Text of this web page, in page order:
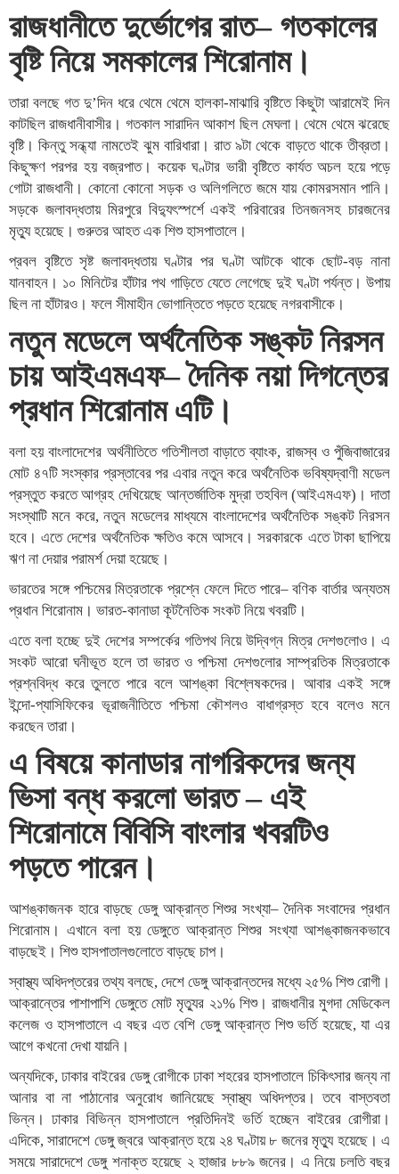
রাজধানীতে দুর্ভোগের রাত– গতকালের
বৃষ্টি নিয়ে সমকালের শিরোনাম।
তারা বলছে গত দু’দিন ধরে থেমে থেমে হালকা-মাঝারি বৃষ্টিতে কিছুটা আরামেই দিন
কাটছিল রাজধানীবাসীর। গতকাল সারাদিন আকাশ ছিল মেঘলা। থেমে থেমে ঝরেছে
বৃষ্টি। কিন্তু সন্ধ্যা নামতেই ঝুম বারিধারা। রাত ৯টা থেকে বাড়তে থাকে তীব্রতা।
কিছুক্ষণ পরপর হয় বজ্রপাত। কয়েক ঘণ্টার ভারী বৃষ্টিতে কার্যত অচল হয়ে পড়ে
গোটা রাজধানী। কোনো কোনো সড়ক ও অলিগলিতে জমে যায় কোমরসমান পানি।
সড়কে জলাবদ্ধতায় মিরপুরে বিদ্যুৎস্পর্শে একই পরিবারের তিনজনসহ চারজনের
মৃত্যু হয়েছে। গুরুতর আহত এক শিশু হাসপাতালে।
প্রবল বৃষ্টিতে সৃষ্ট জলাবদ্ধতায় ঘণ্টার পর ঘণ্টা আটকে থাকে ছোট-বড় নানা
যানবাহন। ১০ মিনিটের হাঁটার পথ গাড়িতে যেতে লেগেছে দুই ঘণ্টা পর্যন্ত। উপায়
ছিল না হাঁটারও। ফলে সীমাহীন ভোগান্তিতে পড়তে হয়েছে নগরবাসীকে।
নতুন মডেলে অর্থনৈতিক সঙ্কট নিরসন
চায় আইএমএফ– দৈনিক নয়া দিগন্তের
প্রধান শিরোনাম এটি।
বলা হয় বাংলাদেশের অর্থনীতিতে গতিশীলতা বাড়াতে ব্যাংক, রাজস্ব ও পুঁজিবাজারের
মোট ৪৭টি সংস্কার প্রস্তাবের পর এবার নতুন করে অর্থনৈতিক ভবিষ্যদ্বাণী মডেল
প্রস্তুত করতে আগ্রহ দেখিয়েছে আন্তর্জাতিক মুদ্রা তহবিল (আইএমএফ)। দাতা
সংস্থাটি মনে করে, নতুন মডেলের মাধ্যমে বাংলাদেশের অর্থনৈতিক সঙ্কট নিরসন
হবে। এতে দেশের অর্থনৈতিক ক্ষতিও কমে আসবে। সরকারকে এতে টাকা ছাপিয়ে
ঋণ না দেয়ার পরামর্শ দেয়া হয়েছে।
ভারতের সঙ্গে পশ্চিমের মিত্রতাকে প্রশ্নে ফেলে দিতে পারে– বণিক বার্তার অন্যতম
প্রধান শিরোনাম। ভারত-কানাডা কূটনৈতিক সংকট নিয়ে খবরটি।
এতে বলা হচ্ছে দুই দেশের সম্পর্কের গতিপথ নিয়ে উদ্বিগ্ন মিত্র দেশগুলোও। এ
সংকট আরো ঘনীভূত হলে তা ভারত ও পশ্চিমা দেশগুলোর সাম্প্রতিক মিত্রতাকে
প্রশ্নবিদ্ধ করে তুলতে পারে বলে আশঙ্কা বিশ্লেষকদের। আবার একই সঙ্গে
ইন্দো-প্যাসিফিকের ভূরাজনীতিতে পশ্চিমা কৌশলও বাধাগ্রস্ত হবে বলেও মনে
করছেন তারা।
এ বিষয়ে কানাডার নাগরিকদের জন্য
ভিসা বন্ধ করলো ভারত – এই
শিরোনামে বিবিসি বাংলার খবরটিও
পড়তে পারেন।
আশঙ্কাজনক হারে বাড়ছে ডেঙ্গু আক্রান্ত শিশুর সংখ্যা– দৈনিক সংবাদের প্রধান
শিরোনাম। এখানে বলা হয় ডেঙ্গুতে আক্রান্ত শিশুর সংখ্যা আশঙ্কাজনকভাবে
বাড়ছেই। শিশু হাসপাতালগুলোতে বাড়ছে চাপ।
স্বাস্থ্য অধিদপ্তরের তথ্য বলছে, দেশে ডেঙ্গু আক্রান্তদের মধ্যে ২৫% শিশু রোগী।
আক্রান্তের পাশাপাশি ডেঙ্গুতে মোট মৃত্যুর ২১% শিশু। রাজধানীর মুগদা মেডিকেল
কলেজ ও হাসপাতালে এ বছর এত বেশি ডেঙ্গু আক্রান্ত শিশু ভর্তি হয়েছে, যা এর
আগে কখনো দেখা যায়নি।
অন্যদিকে, ঢাকার বাইরের ডেঙ্গু রোগীকে ঢাকা শহরের হাসপাতালে চিকিৎসার জন্য না
আনার বা না পাঠানোর অনুরোধ জানিয়েছে স্বাস্থ্য অধিদপ্তর। তবে বাস্তবতা
ভিন্ন। ঢাকার বিভিন্ন হাসপাতালে প্রতিদিনই ভর্তি হচ্ছেন বাইরের রোগীরা।
এদিকে, সারাদেশে ডেঙ্গু জ্বরে আক্রান্ত হয়ে ২৪ ঘণ্টায় ৮ জনের মৃত্যু হয়েছে। এ
সময়ে সারাদেশে ডেঙ্গু শনাক্ত হয়েছে ২ হাজার ৮৮৯ জনের। এ নিয়ে চলতি বছর